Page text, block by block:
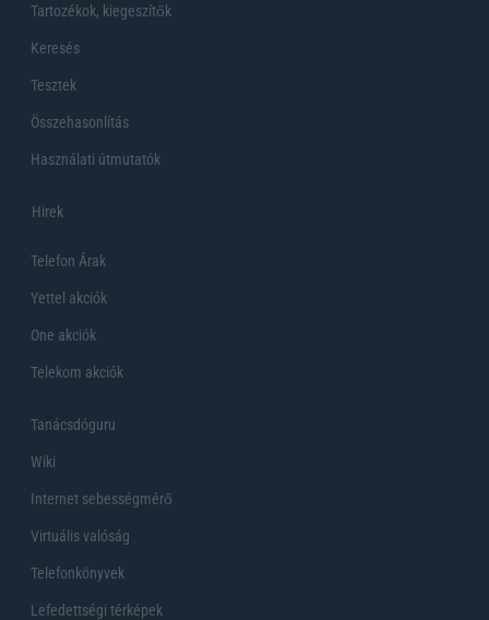
Tartozékok, kiegeszítők
Keresés
Tesztek
Összehasonlítás
Használati útmutatók
Hirek
Telefon Árak
Yettel akciók
One akciók
Telekom akciók
Tanácsdóguru
Wiki
Internet sebességmérő
Virtuális valóság
Telefonkönyvek
Lefedettségi térképek